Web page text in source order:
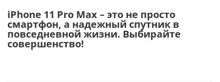
iPhone 11 Pro Max – это не просто
смартфон, а надежный спутник в
повседневной жизни. Выбирайте
совершенство!